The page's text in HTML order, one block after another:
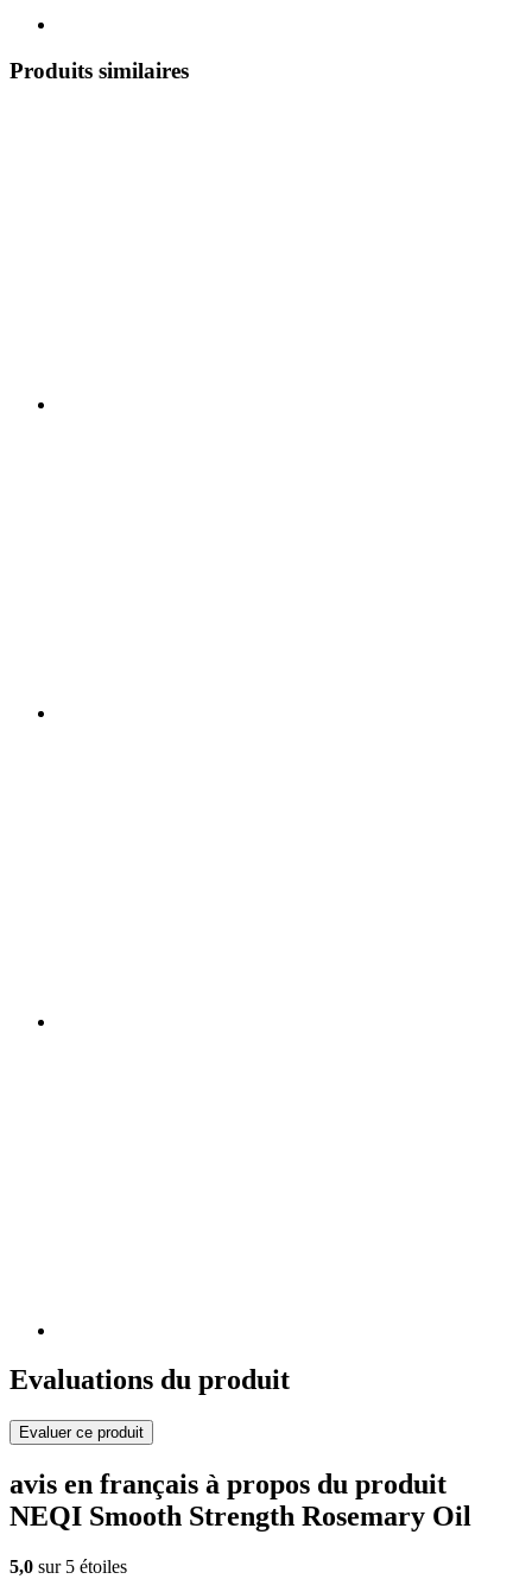
Produits similaires
Evaluations du produit
Evaluer ce produit
avis en français à propos du produit
NEQI Smooth Strength Rosemary Oil
5,0 sur 5 étoiles